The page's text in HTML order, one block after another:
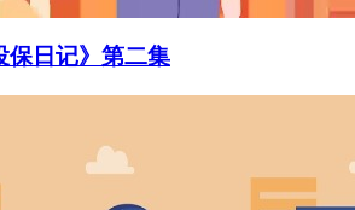
保日记》第二集